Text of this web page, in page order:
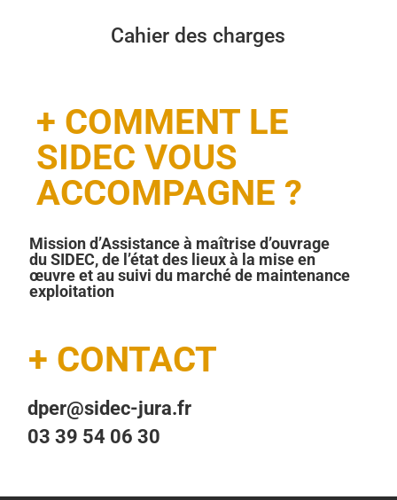
Cahier des charges
+ COMMENT LE
SIDEC VOUS
ACCOMPAGNE ?
Mission d’Assistance à maîtrise d’ouvrage
du SIDEC, de l’état des lieux à la mise en
œuvre et au suivi du marché de maintenance
exploitation
+ CONTACT
dper@sidec-jura.fr
03 39 54 06 30